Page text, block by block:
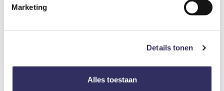
Marketing
Details tonen
Alles toestaan
5,0 / 5